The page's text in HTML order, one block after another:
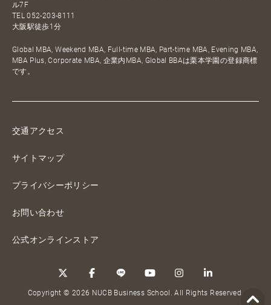
ル7F
TEL052-203-8111
大阪駅徒歩1分
Global MBA, Weekend MBA, Full-time MBA, Part-time MBA, Evening MBA,
MBA Plus, Corporate MBA, 企業内MBA, Global BBAは栗本学園の登録商標
です。
交通アクセス
サイトマップ
プライバシーポリシー
お問い合わせ
公式オンラインストア
Copyright © 2026 NUCB Business School. All Rights Reserved.